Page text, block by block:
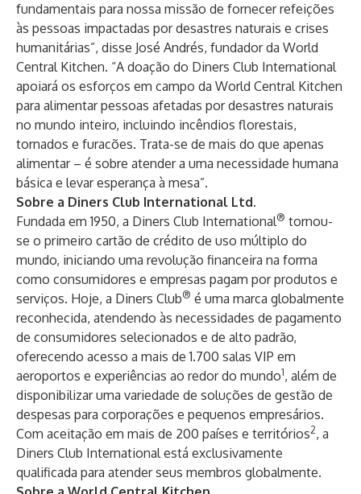
fundamentais para nossa missão de fornecer refeições
às pessoas impactadas por desastres naturais e crises
humanitárias”, disse José Andrés, fundador da World
Central Kitchen. “A doação do Diners Club International
apoiará os esforços em campo da World Central Kitchen
para alimentar pessoas afetadas por desastres naturais
no mundo inteiro, incluindo incêndios florestais,
tornados e furacões. Trata-se de mais do que apenas
alimentar – é sobre atender a uma necessidade humana
básica e levar esperança à mesa”.
Sobre a Diners Club International Ltd.
Fundada em 1950, a Diners Club International® tornou-
se o primeiro cartão de crédito de uso múltiplo do
mundo, iniciando uma revolução financeira na forma
como consumidores e empresas pagam por produtos e
serviços. Hoje, a Diners Club® é uma marca globalmente
reconhecida, atendendo às necessidades de pagamento
de consumidores selecionados e de alto padrão,
oferecendo acesso a mais de 1.700 salas VIP em
aeroportos e experiências ao redor do mundo1, além de
disponibilizar uma variedade de soluções de gestão de
despesas para corporações e pequenos empresários.
Com aceitação em mais de 200 países e territórios2, a
Diners Club International está exclusivamente
qualificada para atender seus membros globalmente.